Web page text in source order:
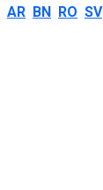
AR BN RO SV